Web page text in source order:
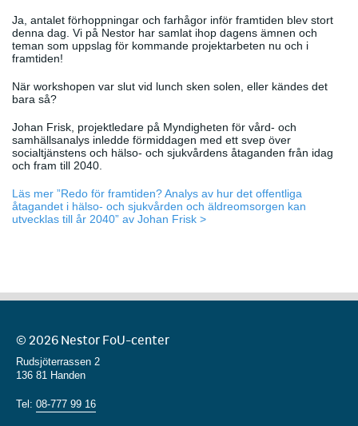
Ja, antalet förhoppningar och farhågor inför framtiden blev stort
denna dag. Vi på Nestor har samlat ihop dagens ämnen och
teman som uppslag för kommande projektarbeten nu och i
framtiden!
När workshopen var slut vid lunch sken solen, eller kändes det
bara så?
Johan Frisk, projektledare på Myndigheten för vård- och
samhällsanalys inledde förmiddagen med ett svep över
socialtjänstens och hälso- och sjukvårdens åtaganden från idag
och fram till 2040.
Läs mer ”Redo för framtiden? Analys av hur det offentliga
åtagandet i hälso- och sjukvården och äldreomsorgen kan
utvecklas till år 2040” av Johan Frisk >
© 2026 Nestor FoU-center
Rudsjöterrassen 2
136 81 Handen
Tel: 08-777 99 16